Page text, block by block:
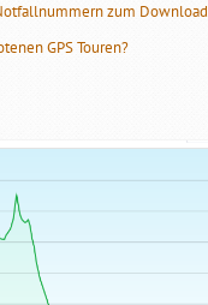
zum Download
GPS Touren?